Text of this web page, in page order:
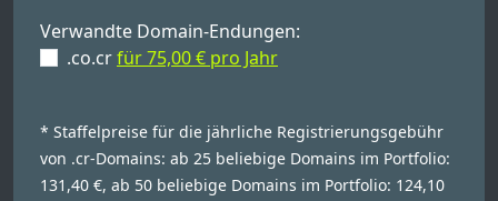
Verwandte Domain-Endungen:
.co.crfür 75,00 € pro Jahr
* Staffelpreise für die jährliche Registrierungsgebühr
von .cr-Domains: ab 25 beliebige Domains im Portfolio:
131,40 €, ab 50 beliebige Domains im Portfolio: 124,10